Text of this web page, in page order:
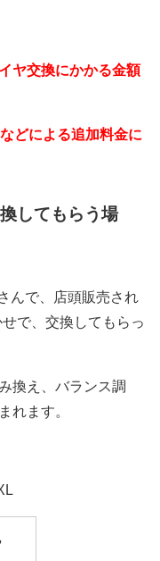
ヤ交換にかかる金額
どによる追加料金に
してもらう場
んで、店頭販売され
で、交換してもらっ
換え、バランス調
れます。